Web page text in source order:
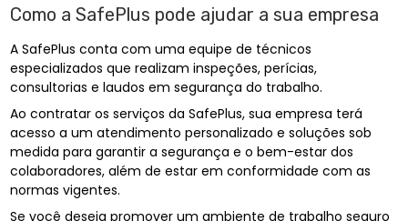
Como a SafePlus pode ajudar a sua empresa
A SafePlus conta com uma equipe de técnicos
especializados que realizam inspeções, perícias,
consultorias e laudos em segurança do trabalho.
Ao contratar os serviços da SafePlus, sua empresa terá
acesso a um atendimento personalizado e soluções sob
medida para garantir a segurança e o bem-estar dos
colaboradores, além de estar em conformidade com as
normas vigentes.
Se você deseja promover um ambiente de trabalho seguro